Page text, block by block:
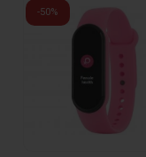
-50%